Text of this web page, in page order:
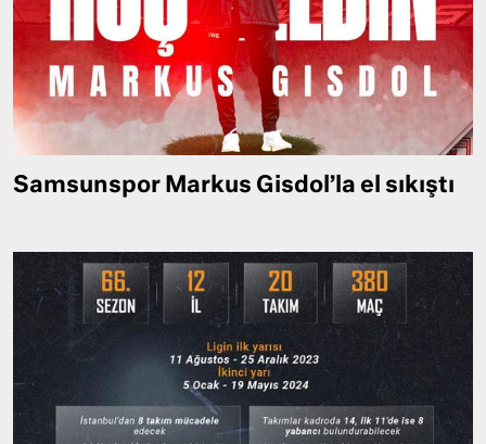
Samsunspor Markus Gisdol’la el sıkıştı